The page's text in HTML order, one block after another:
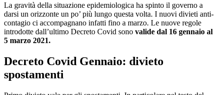
La gravità della situazione epidemiologica ha spinto il governo a
darsi un orizzonte un po’ più lungo questa volta. I nuovi divieti anti-
contagio ci accompagnano infatti fino a marzo. Le nuove regole
introdotte dall’ultimo Decreto Covid sono valide dal 16 gennaio al
5 marzo 2021.
Decreto Covid Gennaio: divieto
spostamenti